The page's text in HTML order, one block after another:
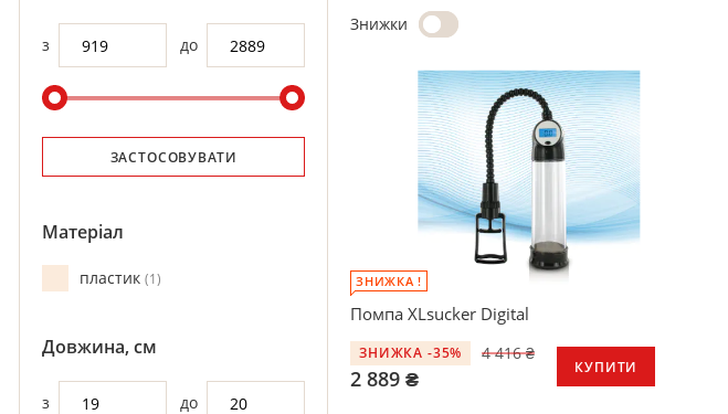
Знижки
ЗНИЖКА !
Помпа XLsucker Digital
ЗНИЖКА -35% 4 416 ₴
2 889 ₴ КУПИТИ
з до
ЗАСТОСОВУВАТИ
Матеріал
пластик 1
Довжина, см
з до